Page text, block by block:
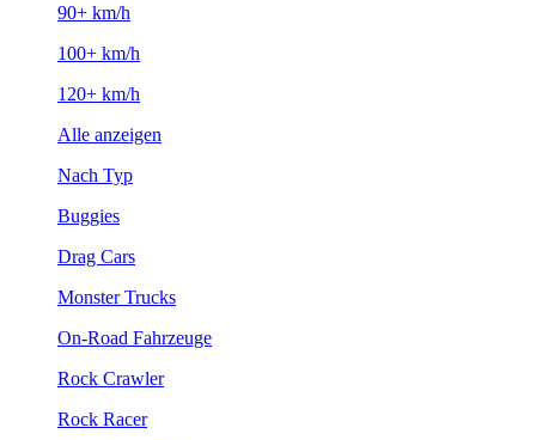
90+ km/h
100+ km/h
120+ km/h
Alle anzeigen
Nach Typ
Buggies
Drag Cars
Monster Trucks
On-Road Fahrzeuge
Rock Crawler
Rock Racer